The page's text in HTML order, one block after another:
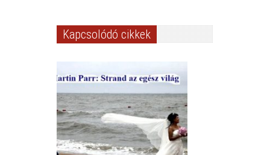
Kapcsolódó cikkek